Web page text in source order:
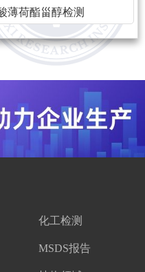
薄荷酯甾醇检测
化工检测
MSDS报告